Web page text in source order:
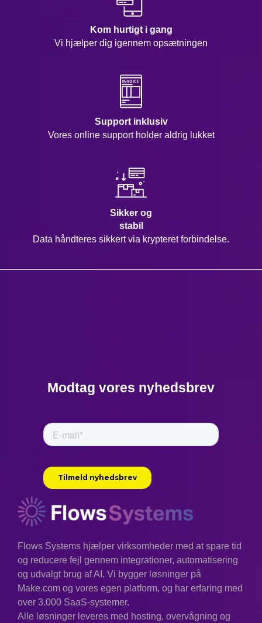
Kom hurtigt i gang
Vi hjælper dig igennem opsætningen
Support inklusiv
Vores online support holder aldrig lukket
Sikker og
stabil
Data håndteres sikkert via krypteret forbindelse.
Modtag vores nyhedsbrev
Flows Systems hjælper virksomheder med at spare tid
og reducere fejl gennem integrationer, automatisering
og udvalgt brug af AI. Vi bygger løsninger på
Make.com og vores egen platform, og har erfaring med
over 3.000 SaaS-systemer.
Alle løsninger leveres med hosting, overvågning og